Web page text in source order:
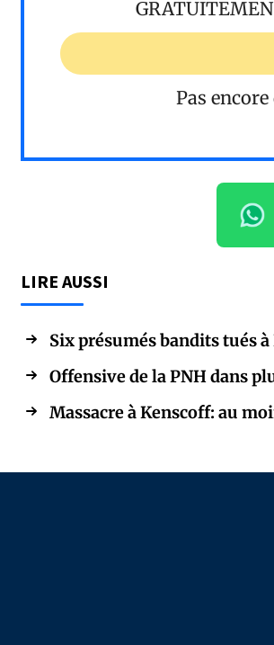
Pas
LIRE AUSSI
Six présumés bandits tués
Offensive de la PNH dans
Massacre à Kenscoff: au